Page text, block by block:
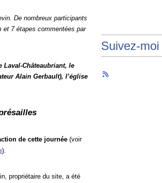
De nombreux participants
et 7 étapes commentées par
Laval-Châteaubriant, le
Alain Gerbault), l’église
de cette journée (voir
).
propriétaire du site, a été
Suivez-moi